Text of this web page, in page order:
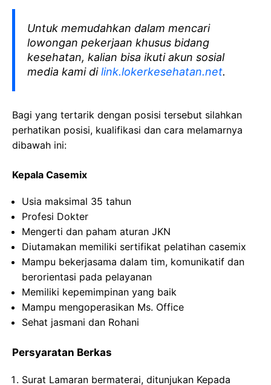
Untuk memudahkan dalam mencari
lowongan pekerjaan khusus bidang
kesehatan, kalian bisa ikuti akun sosial
media kami dilink.lokerkesehatan.net.
Bagi yang tertarik dengan posisi tersebut silahkan
perhatikan posisi, kualifikasi dan cara melamarnya
dibawah ini:
Kepala Casemix
Usia maksimal 35 tahun
Profesi Dokter
Mengerti dan paham aturan JKN
Diutamakan memiliki sertifikat pelatihan casemix
Mampu bekerjasama dalam tim, komunikatif dan
berorientasi pada pelayanan
Memiliki kepemimpinan yang baik
Mampu mengoperasikan Ms. Office
Sehat jasmani dan Rohani
Persyaratan Berkas
Surat Lamaran bermaterai, ditunjukan Kepada